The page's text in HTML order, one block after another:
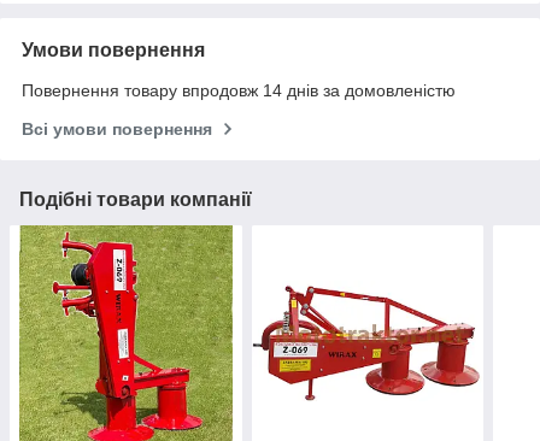
Умови повернення
Повернення товару впродовж 14 днів за домовленістю
Всі умови повернення
Подібні товари компанії